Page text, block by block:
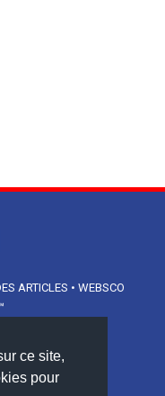
ce site,
pour
ARTICLES • WEBSCO